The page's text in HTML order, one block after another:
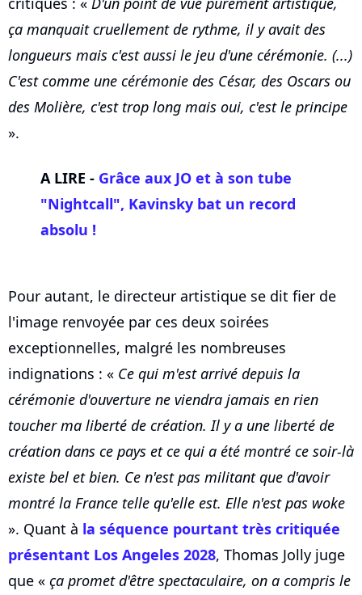
ça manquait cruellement de rythme, il y avait des
longueurs mais c'est aussi le jeu d'une cérémonie. (...)
C'est comme une cérémonie des César, des Oscars ou
des Molière, c'est trop long mais oui, c'est le principe
».
A LIRE - Grâce aux JO et à son tube
"Nightcall", Kavinsky bat un record
absolu !
Pour autant, le directeur artistique se dit fier de
l'image renvoyée par ces deux soirées
exceptionnelles, malgré les nombreuses
indignations : « Ce qui m'est arrivé depuis la
cérémonie d'ouverture ne viendra jamais en rien
toucher ma liberté de création. Il y a une liberté de
création dans ce pays et ce qui a été montré ce soir-là
existe bel et bien. Ce n'est pas militant que d'avoir
montré la France telle qu'elle est. Elle n'est pas woke
». Quant à la séquence pourtant très critiquée
présentant Los Angeles 2028, Thomas Jolly juge
que « ça promet d'être spectaculaire, on a compris le